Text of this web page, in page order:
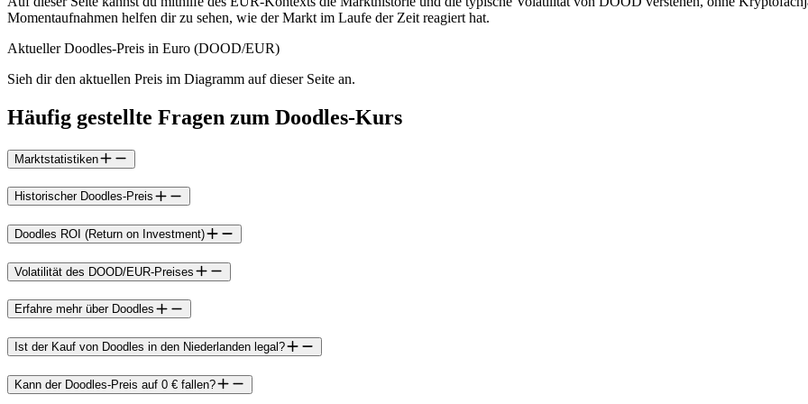
Momentaufnahmen helfen dir zu sehen, wie der Markt im Laufe der Zeit reagiert hat.
Aktueller Doodles-Preis in Euro (DOOD/EUR)
Sieh dir den aktuellen Preis im Diagramm auf dieser Seite an.
Häufig gestellte Fragen zum Doodles-Kurs
Marktstatistiken
Historischer Doodles-Preis
Doodles ROI (Return on Investment)
Volatilität des DOOD/EUR-Preises
Erfahre mehr über Doodles
Ist der Kauf von Doodles in den Niederlanden legal?
Kann der Doodles-Preis auf 0 € fallen?